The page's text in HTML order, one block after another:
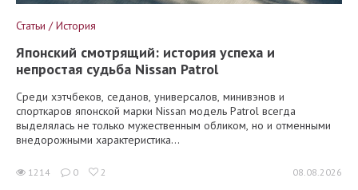
Статьи / История
Японский смотрящий: история успеха и
непростая судьба Nissan Patrol
Среди хэтчбеков, седанов, универсалов, минивэнов и
спорткаров японской марки Nissan модель Patrol всегда
выделялась не только мужественным обликом, но и отменными
внедорожными характеристика...
1214 0 2 08.08.2026